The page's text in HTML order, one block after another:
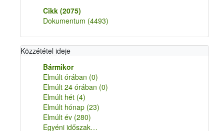
Cikk (2075)
Dokumentum (4493)
Közzététel ideje
Bármikor
Elmúlt órában (0)
Elmúlt 24 órában (0)
Elmúlt hét (4)
Elmúlt hónap (23)
Elmúlt év (280)
Egyéni időszak…